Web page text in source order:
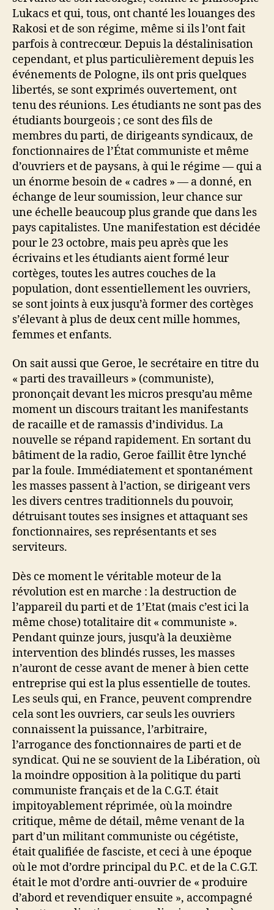
Lukacs et qui, tous, ont chanté les louanges des
Rakosi et de son régime, même si ils l’ont fait
parfois à contrecœur. Depuis la déstalinisation
cependant, et plus particulièrement depuis les
événements de Pologne, ils ont pris quelques
libertés, se sont exprimés ouvertement, ont
tenu des réunions. Les étudiants ne sont pas des
étudiants bourgeois ; ce sont des fils de
membres du parti, de dirigeants syndicaux, de
fonctionnaires de l’État communiste et même
d’ouvriers et de paysans, à qui le régime — qui a
un énorme besoin de « cadres » — a donné, en
échange de leur soumission, leur chance sur
une échelle beaucoup plus grande que dans les
pays capitalistes. Une manifestation est décidée
pour le 23 octobre, mais peu après que les
écrivains et les étudiants aient formé leur
cortèges, toutes les autres couches de la
population, dont essentiellement les ouvriers,
se sont joints à eux jusqu’à former des cortèges
s’élevant à plus de deux cent mille hommes,
femmes et enfants.
On sait aussi que Geroe, le secrétaire en titre du
« parti des travailleurs » (communiste),
prononçait devant les micros presqu’au même
moment un discours traitant les manifestants
de racaille et de ramassis d’individus. La
nouvelle se répand rapidement. En sortant du
bâtiment de la radio, Geroe faillit être lynché
par la foule. Immédiatement et spontanément
les masses passent à l’action, se dirigeant vers
les divers centres traditionnels du pouvoir,
détruisant toutes ses insignes et attaquant ses
fonctionnaires, ses représentants et ses
serviteurs.
Dès ce moment le véritable moteur de la
révolution est en marche : la destruction de
l’appareil du parti et de 1’Etat (mais c’est ici la
même chose) totalitaire dit « communiste ».
Pendant quinze jours, jusqu’à la deuxième
intervention des blindés russes, les masses
n’auront de cesse avant de mener à bien cette
entreprise qui est la plus essentielle de toutes.
Les seuls qui, en France, peuvent comprendre
cela sont les ouvriers, car seuls les ouvriers
connaissent la puissance, l’arbitraire,
l’arrogance des fonctionnaires de parti et de
syndicat. Qui ne se souvient de la Libération, où
la moindre opposition à la politique du parti
communiste français et de la C.G.T. était
impitoyablement réprimée, où la moindre
critique, même de détail, même venant de la
part d’un militant communiste ou cégétiste,
était qualifiée de fasciste, et ceci à une époque
où le mot d’ordre principal du P.C. et de la C.G.T.
était le mot d’ordre anti-ouvrier de « produire
d’abord et revendiquer ensuite », accompagné